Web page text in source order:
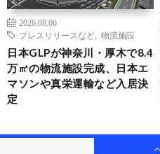
2026.08.06
プレスリリースなど
物流施設
日本GLPが神奈川・厚木で8.4
万㎡の物流施設完成、日本エ
マソンや真栄運輸など入居決
定